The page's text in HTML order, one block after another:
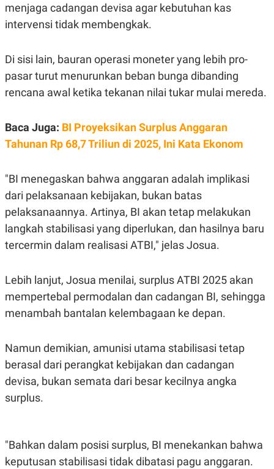
K
O
N
A
C
A
Y
P
R
R
E
L
E
.
I
D
A
G
G
A
N
A
N
A
K
I
E
R
J
A
E
M
E
N
E
P
E
A
D
R
I
S
N
M
D
menjaga cadangan devisa agar kebutuhan kas
intervensi tidak membengkak.
Di sisi lain, bauran operasi moneter yang lebih pro-
pasar turut menurunkan beban bunga dibanding
rencana awal ketika tekanan nilai tukar mulai mereda.
Baca Juga: BI Proyeksikan Surplus Anggaran
Tahunan Rp 68,7 Triliun di 2025, Ini Kata Ekonom
"BI menegaskan bahwa anggaran adalah implikasi
dari pelaksanaan kebijakan, bukan batas
pelaksanaannya. Artinya, BI akan tetap melakukan
langkah stabilisasi yang diperlukan, dan hasilnya baru
tercermin dalam realisasi ATBI," jelas Josua.
Lebih lanjut, Josua menilai, surplus ATBI 2025 akan
mempertebal permodalan dan cadangan BI, sehingga
menambah bantalan kelembagaan ke depan.
Namun demikian, amunisi utama stabilisasi tetap
berasal dari perangkat kebijakan dan cadangan
devisa, bukan semata dari besar kecilnya angka
surplus.
"Bahkan dalam posisi surplus, BI menekankan bahwa
keputusan stabilisasi tidak dibatasi pagu anggaran.